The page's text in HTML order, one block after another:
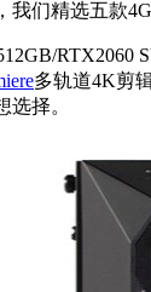
们精选五款
多轨道4K剪
择。